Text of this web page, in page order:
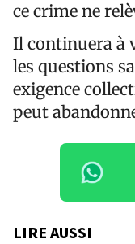
ce crime ne
Il continuera à
les questions
exigence
peut
LIRE AUSSI